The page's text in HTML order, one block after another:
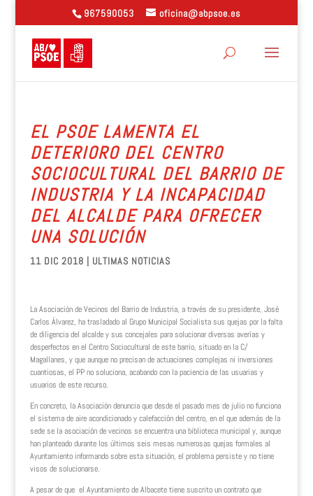
967590053 oficina@abpsoe.es
EL PSOE LAMENTA EL
DETERIORO DEL CENTRO
SOCIOCULTURAL DEL BARRIO DE
INDUSTRIA Y LA INCAPACIDAD
DEL ALCALDE PARA OFRECER
UNA SOLUCIÓN
11 DIC 2018 | ULTIMAS NOTICIAS
La Asociación de Vecinos del Barrio de Industria, a través de su presidente, José
Carlos Álvarez, ha trasladado al Grupo Municipal Socialista sus quejas por la falta
de diligencia del alcalde y sus concejales para solucionar diversas averías y
desperfectos en el Centro Sociocultural de este barrio, situado en la C/
Magallanes, y que aunque no precisan de actuaciones complejas ni inversiones
cuantiosas, el PP no soluciona, acabando con la paciencia de las usuarias y
usuarios de este recurso.
En concreto, la Asociación denuncia que desde el pasado mes de julio no funciona
el sistema de aire acondicionado y calefacción del centro, en el que además de la
sede se la asociación de vecinos se encuentra una biblioteca municipal y, aunque
han planteado durante los últimos seis mesas numerosas quejas formales al
Ayuntamiento informando sobre esta situación, el problema persiste y no tiene
visos de solucionarse.
A pesar de que el Ayuntamiento de Albacete tiene suscrito un contrato que